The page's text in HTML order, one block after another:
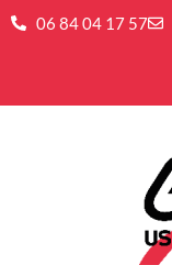
06 84 04 17 57